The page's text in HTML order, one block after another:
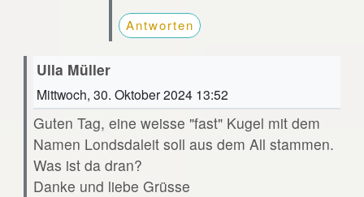
Antworten
Ulla Müller
Mittwoch, 30. Oktober 2024 13:52
Guten Tag, eine weisse "fast" Kugel mit dem
Namen Londsdaleit soll aus dem All stammen.
Was ist da dran?
Danke und liebe Grüsse